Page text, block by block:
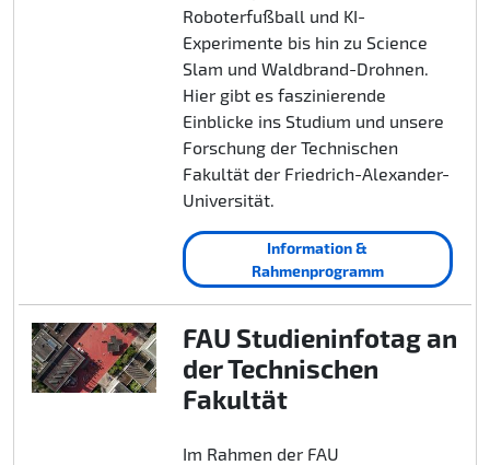
Roboterfußball und KI-
Experimente bis hin zu Science
Slam und Waldbrand-Drohnen.
Hier gibt es faszinierende
Einblicke ins Studium und unsere
Forschung der Technischen
Fakultät der Friedrich-Alexander-
Universität.
Information &
Rahmenprogramm
FAU Studieninfotag an
der Technischen
Fakultät
Im Rahmen der FAU